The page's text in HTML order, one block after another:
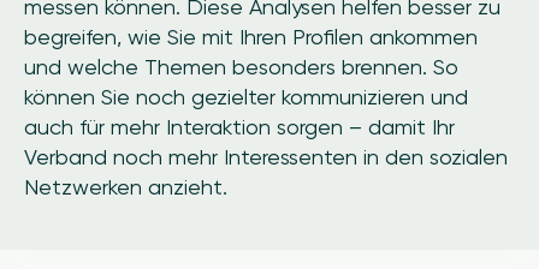
messen können. Diese Analysen helfen besser zu
begreifen, wie Sie mit Ihren Profilen ankommen
und welche Themen besonders brennen. So
können Sie noch gezielter kommunizieren und
auch für mehr Interaktion sorgen – damit Ihr
Verband noch mehr Interessenten in den sozialen
Netzwerken anzieht.